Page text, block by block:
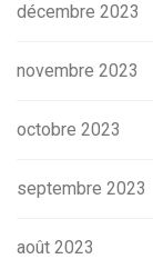
décembre 2023
novembre 2023
octobre 2023
septembre 2023
août 2023